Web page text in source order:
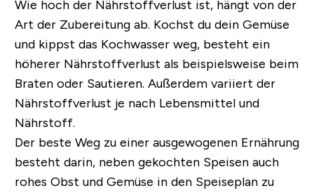
Wie hoch der Nährstoffverlust ist, hängt von der
Art der Zubereitung ab. Kochst du dein Gemüse
und kippst das Kochwasser weg, besteht ein
höherer Nährstoffverlust als beispielsweise beim
Braten oder Sautieren. Außerdem variiert der
Nährstoffverlust je nach Lebensmittel und
Nährstoff.
Der beste Weg zu einer ausgewogenen Ernährung
besteht darin, neben gekochten Speisen auch
rohes Obst und Gemüse in den Speiseplan zu